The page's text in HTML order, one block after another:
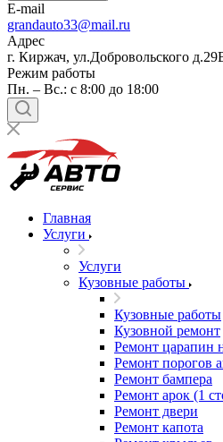
E-mail
grandauto33@mail.ru
Адрес
г. Киржач, ул.Добровольского
Режим работы
Пн. – Вс.: с 8:00 до 18:00
Главная
Услуги
Услуги
Кузовные работы
Кузовные работы
Кузовной ремонт
Ремонт царапин
Ремонт порогов
Ремонт бампера
Ремонт арок (1
Ремонт двери
Ремонт капота